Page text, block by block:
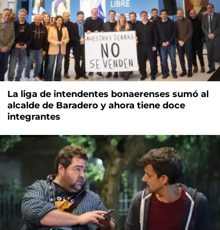
La liga de intendentes bonaerenses sumó al
alcalde de Baradero y ahora tiene doce
integrantes